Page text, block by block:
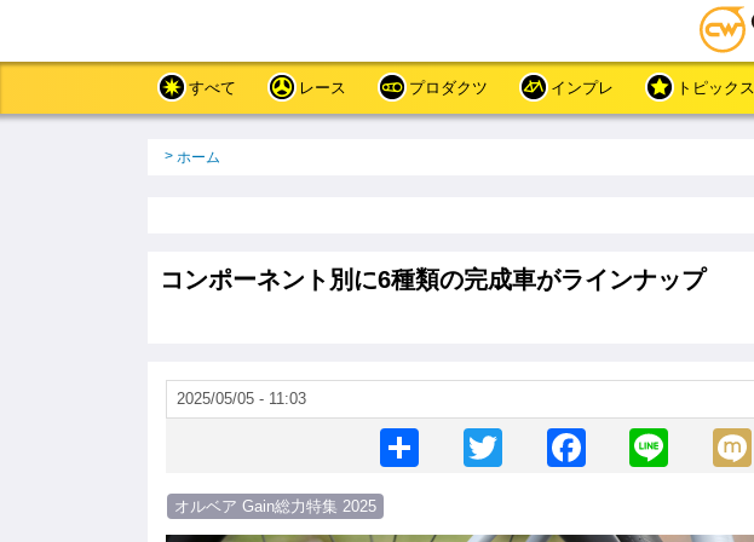
テ
すべて レース プロダクツ インプレ トピックス
パ ホーム
コンポーネント別に6種類の完成車がラインナップ
2025/05/05 - 11:03
オルベア Gain総力特集 2025